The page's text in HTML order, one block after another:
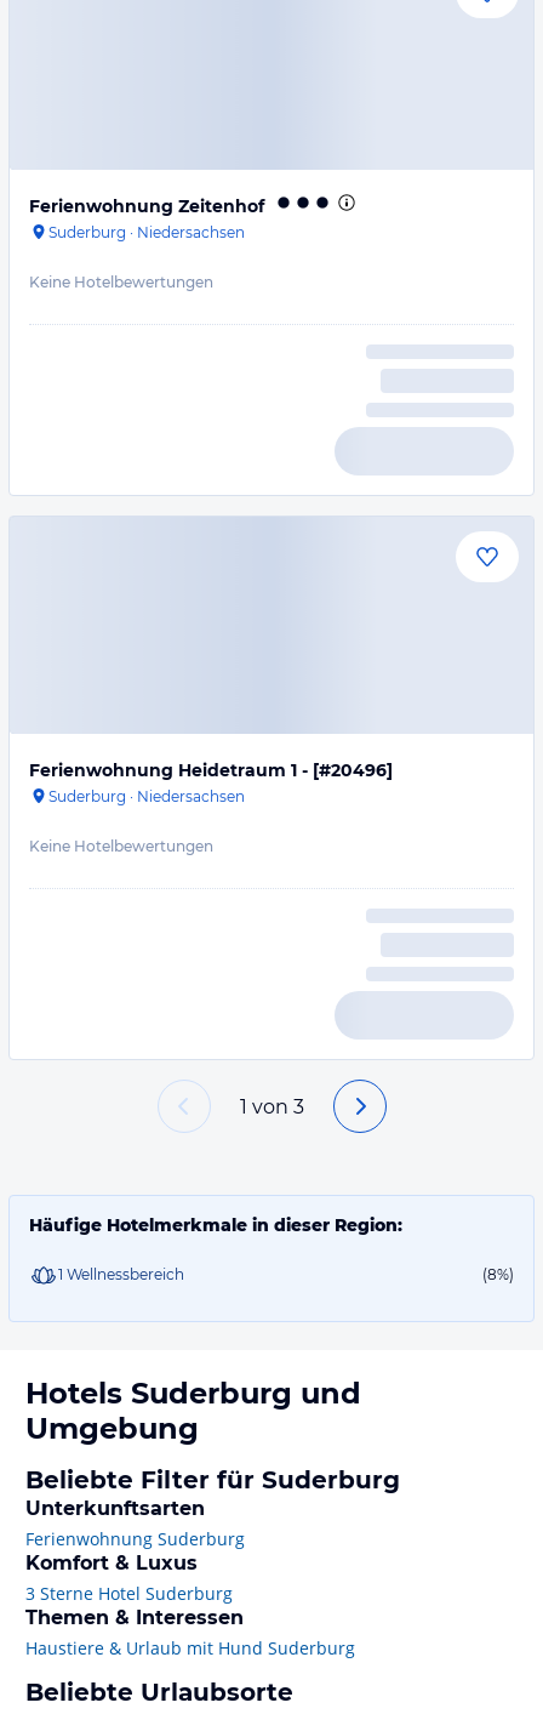
Ferienwohnung Zeitenhof
Suderburg · Niedersachsen
Keine Hotelbewertungen
Ferienwohnung Heidetraum 1 - [#20496]
Suderburg · Niedersachsen
Keine Hotelbewertungen
1 von 3
Häufige Hotelmerkmale in dieser Region:
1 Wellnessbereich (8%)
Hotels Suderburg und
Umgebung
Beliebte Filter für Suderburg
Unterkunftsarten
Ferienwohnung Suderburg
Komfort & Luxus
3 Sterne Hotel Suderburg
Themen & Interessen
Haustiere & Urlaub mit Hund Suderburg
Beliebte Urlaubsorte